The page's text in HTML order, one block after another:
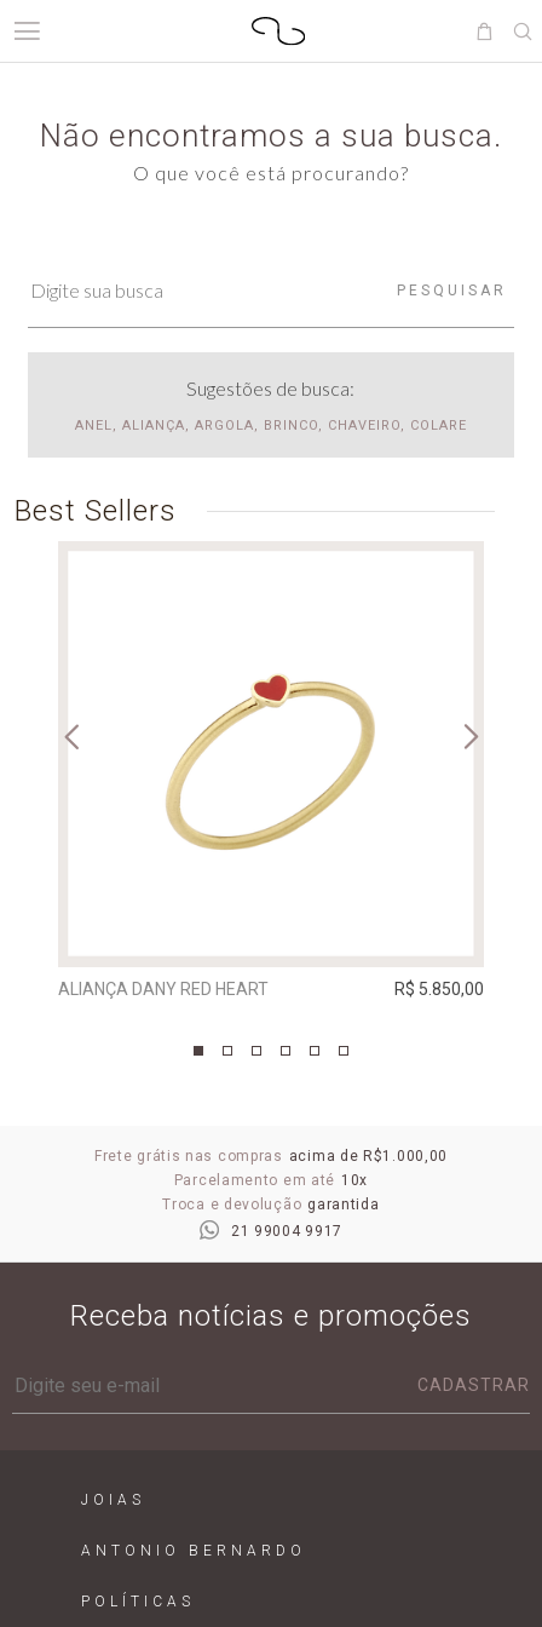
Não encontramos a sua busca.
O que você está procurando?
PESQUISAR
Sugestões de busca:
ANEL, ALIANÇA, ARGOLA, BRINCO, CHAVEIRO, COLARE
Best Sellers
ALIANÇA DANY RED HEART R$ 5.850,00
Frete grátis nas compras acima de R$1.000,00
Parcelamento em até 10x
Troca e devolução garantida
21 99004 9917
Receba notícias e promoções
CADASTRAR
JOIAS
ANTONIO BERNARDO
POLÍTICAS